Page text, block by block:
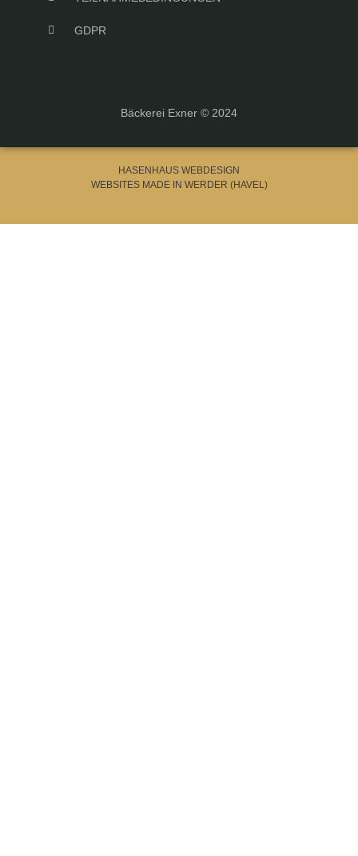
GDPR
Bäckerei Exner © 2024
HASENHAUS WEBDESIGN
WEBSITES MADE IN WERDER (HAVEL)